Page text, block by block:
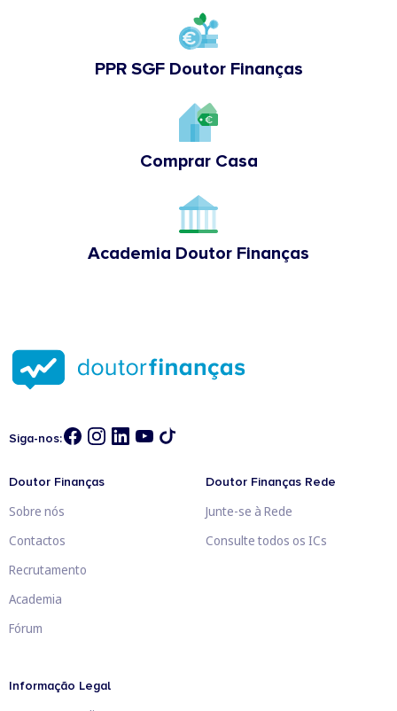
PPR SGF Doutor Finanças
Comprar Casa
Academia Doutor Finanças
Siga-nos:
Doutor Finanças
Sobre nós
Contactos
Recrutamento
Academia
Fórum
Doutor Finanças Rede
Junte-se à Rede
Consulte todos os ICs
Informação Legal